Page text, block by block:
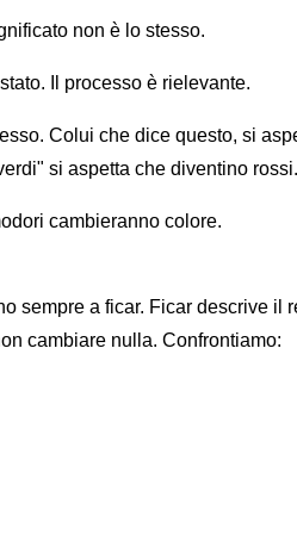
non è lo stesso.
Il processo è rielevante.
Colui che dice questo, si
si aspetta che diventino
cambieranno colore.
sempre a ficar. Ficar descrive il
cambiare nulla. Confrontiamo: